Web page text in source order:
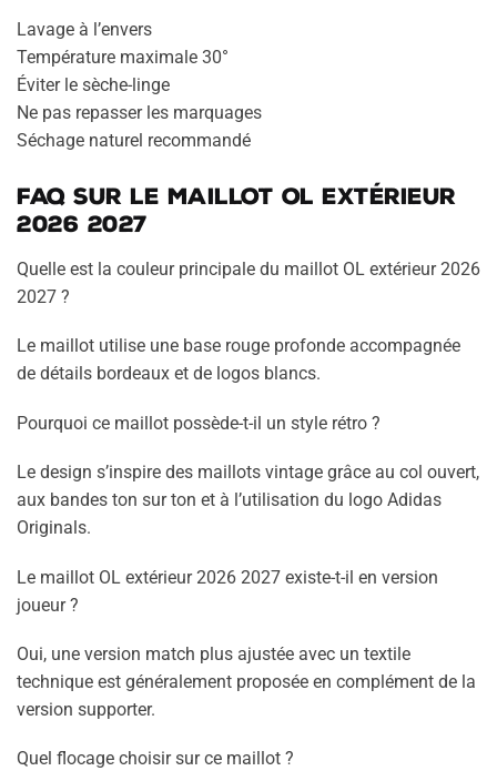
Lavage à l’envers
Température maximale 30°
Éviter le sèche-linge
Ne pas repasser les marquages
Séchage naturel recommandé
FAQ sur le maillot OL extérieur
2026 2027
Quelle est la couleur principale du maillot OL extérieur 2026
2027 ?
Le maillot utilise une base rouge profonde accompagnée
de détails bordeaux et de logos blancs.
Pourquoi ce maillot possède-t-il un style rétro ?
Le design s’inspire des maillots vintage grâce au col ouvert,
aux bandes ton sur ton et à l’utilisation du logo Adidas
Originals.
Le maillot OL extérieur 2026 2027 existe-t-il en version
joueur ?
Oui, une version match plus ajustée avec un textile
technique est généralement proposée en complément de la
version supporter.
Quel flocage choisir sur ce maillot ?